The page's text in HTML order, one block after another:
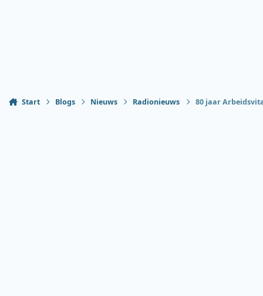
Start Blogs Nieuws Radionieuws 80 jaar